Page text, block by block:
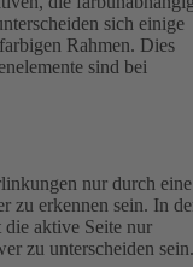
sich einige
Rahmen. Dies
sind bei
nur durch eine
zu erkennen sein. In
aktive Seite nur
zu unterscheiden sein.